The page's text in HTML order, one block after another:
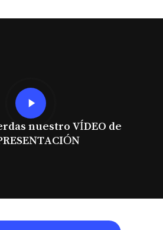
Play
Video
nuestro VÍDEO de